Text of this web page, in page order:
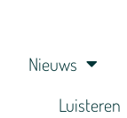
Nieuws
Luisteren